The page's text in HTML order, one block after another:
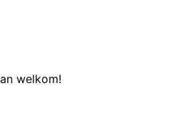
welkom!